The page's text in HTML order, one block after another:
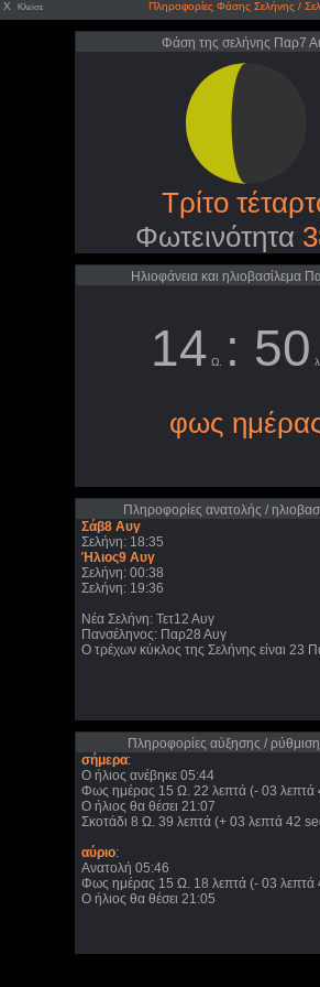
X Κλείσε Πληροφορίες Φάσης Σελήνης /
Φάση της σελήνης Παρ7
Τρίτο
Φωτεινότητα
Ηλιοφάνεια και ηλιοβασίλεμα
14 Ω. : 50
φως
Πληροφορίες ανατολής /
Σάβ8 Αυγ
Σελήνη: 18:35
Ήλιος9 Αυγ
Σελήνη: 00:38
Σελήνη: 19:36
Νέα Σελήνη: Τετ12 Αυγ
Πανσέληνος: Παρ28 Αυγ
Ο τρέχων κύκλος της Σελήνης είναι 23
Πληροφορίες αύξησης /
σήμερα:
Ο ήλιος ανέβηκε 05:44
Φως ημέρας 15 Ω. 22 λεπτά (- 03 λεπτά
Ο ήλιος θα θέσει 21:07
Σκοτάδι 8 Ω. 39 λεπτά (+ 03 λεπτά 42
αύριο:
Ανατολή 05:46
Φως ημέρας 15 Ω. 18 λεπτά (- 03 λεπτά
Ο ήλιος θα θέσει 21:05